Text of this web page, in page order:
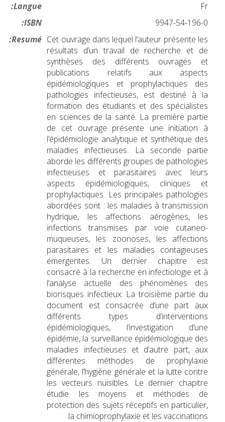
Langue:
Fr
ISBN:
9947-54-196-0
Resumé: Cet ouvrage dans lequel l’auteur présente les
résultats d’un travail de recherche et de
synthèses des différents ouvrages et
publications relatifs aux aspects
épidémiologiques et prophylactiques des
pathologies infectieuses, est destiné à la
formation des étudiants et des spécialistes
en sciences de la santé. La première partie
de cet ouvrage présente une initiation à
l’épidémiologie analytique et synthétique des
maladies infectieuses. La seconde partie
aborde les différents groupes de pathologies
infectieuses et parasitaires avec leurs
aspects épidémiologiques, cliniques et
prophylactiques. Les principales pathologies
abordées sont : les maladies à transmission
hydrique, les affections aérogènes, les
infections transmises par voie cutaneo-
muqueuses, les zoonoses, les affections
parasitaires et les maladies contagieuses
émergentes. Un dernier chapitre est
consacré à la recherche en infectiologie et à
l’analyse actuelle des phénomènes des
biorisques infectieux. La troisième partie du
document est consacrée d’une part aux
différents types d’interventions
épidémiologiques, l’investigation d’une
épidémie, la surveillance épidémiologique des
maladies infectieuses et d’autre part, aux
différentes méthodes de prophylaxie
générale, l’hygiène générale et la lutte contre
les vecteurs nuisibles. Le dernier chapitre
étudie les moyens et méthodes de
protection des sujets réceptifs en particulier,
la chimioprophylaxie et les vaccinations.